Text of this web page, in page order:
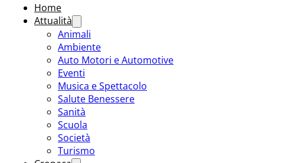
Home
Attualità
Animali
Ambiente
Auto Motori e Automotive
Eventi
Musica e Spettacolo
Salute Benessere
Sanità
Scuola
Società
Turismo